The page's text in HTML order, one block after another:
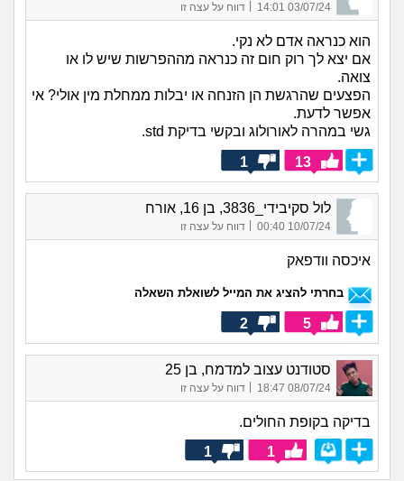
03/07/24 14:01 דווח על עצה זו
הוא כנראה אדם לא נקי.
אם יצא לך רוק חום זה כנראה מההפרשות שיש לו או
צואה.
הפצעים שהרגשת הן הזנחה או יבלות ממחלת מין אולי? אי
אפשר לדעת.
גשי במהרה לאורולוג ובקשי בדיקת std.
13
1
לול סקיבידי_3836, בן 16, אורח
10/07/24 00:40
| דווח על עצה זו
איכסה וודפאק
בחרתי להציג את המייל לשואלת השאלה
5
2
סטודנט עצוב למדמח, בן 25
08/07/24 18:47
| דווח על עצה זו
בדיקה בקופת החולים.
1
1